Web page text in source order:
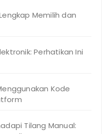
Memilih dan
Perhatikan Ini
Kode
Tilang Manual: